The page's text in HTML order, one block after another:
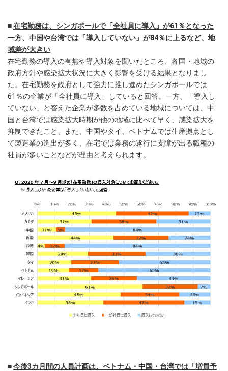
■在宅勤務は、シンガポールで「全社員に導入」が61％となった
一方、 中国や台湾では「導入していない」が84％に上るなど、地
域差が大きい
在宅勤務の導入の有無や導入対象を聞いたところ、各国・地域の
政府方針や感染拡大状況に大きく影響を受ける結果となりまし
た。在宅勤務を政府として強力に推し進めたシンガポールでは
61％の企業が「全社員に導入」していると回答。一方、「導入し
ていない」と答えた企業が多数を占めている地域については、中
国と台湾では感染拡大時期が他の地域に比べて早く、感染拡大を
抑制できたこと、また、中国やタイ、ベトナムでは生産拠点とし
て製造業の進出が多く、在宅では業務の遂行に支障が出る職種の
社員が多いことなどが理由と考えられます。
■今後3カ月間の人員計画は、ベトナム・中国・台湾では「増員予